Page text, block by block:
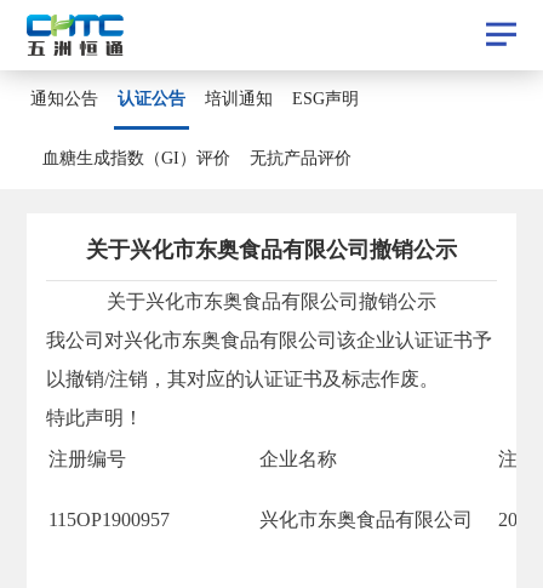
通知公告 认证公告 培训通知 ESG声明
血糖生成指数（GI）评价
无抗产品评价
​关于兴化市东奥食品有限公司撤销公示
关于兴化市东奥食品有限公司撤销公示
我公司对兴化市东奥食品有限公司该企业认证证书予
以撤销/注销，其对应的认证证书及标志作废。
特此声明！
注册编号 企业名称 注册
115OP1900957 兴化市东奥食品有限公司